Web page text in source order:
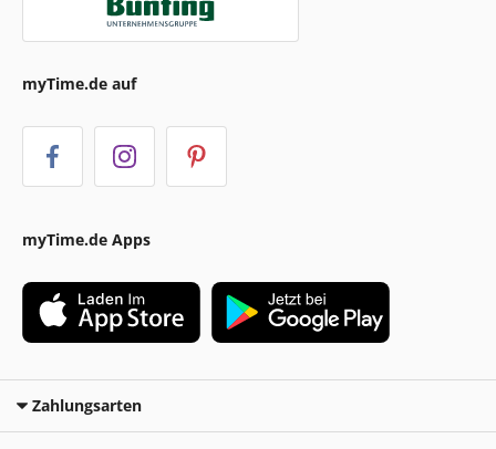
myTime.de auf
myTime.de Apps
Zahlungsarten